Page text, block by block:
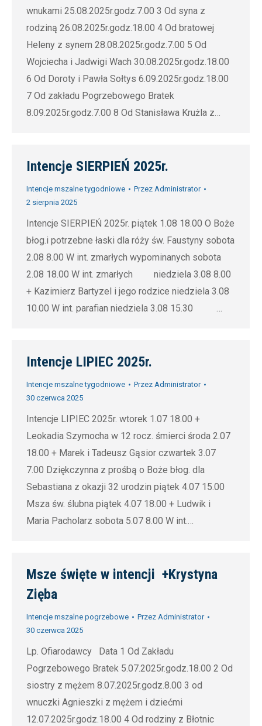
wnukami 25.08.2025r.godz.7.00 3 Od syna z
rodziną 26.08.2025r.godz.18.00 4 Od bratowej
Heleny z synem 28.08.2025r.godz.7.00 5 Od
Wojciecha i Jadwigi Wach 30.08.2025r.godz.18.00
6 Od Doroty i Pawła Sołtys 6.09.2025r.godz.18.00
7 Od zakładu Pogrzebowego Bratek
8.09.2025r.godz.7.00 8 Od Stanisława Krużla z…
Intencje SIERPIEŃ 2025r.
Intencje mszalne tygodniowe Przez Administrator
2 sierpnia 2025
Intencje SIERPIEŃ 2025r. piątek 1.08 18.00 O Boże
błog.i potrzebne łaski dla róży św. Faustyny sobota
2.08 8.00 W int. zmarłych wypominanych sobota
2.08 18.00 W int. zmarłych niedziela 3.08 8.00
+ Kazimierz Bartyzel i jego rodzice niedziela 3.08
10.00 W int. parafian niedziela 3.08 15.30 …
Intencje LIPIEC 2025r.
Intencje mszalne tygodniowe Przez Administrator
30 czerwca 2025
Intencje LIPIEC 2025r. wtorek 1.07 18.00 +
Leokadia Szymocha w 12 rocz. śmierci środa 2.07
18.00 + Marek i Tadeusz Gąsior czwartek 3.07
7.00 Dziękczynna z prośbą o Boże błog. dla
Sebastiana z okazji 32 urodzin piątek 4.07 15.00
Msza św. ślubna piątek 4.07 18.00 + Ludwik i
Maria Pacholarz sobota 5.07 8.00 W int.…
Msze święte w intencji +Krystyna
Zięba
Intencje mszalne pogrzebowe Przez Administrator
30 czerwca 2025
Lp. Ofiarodawcy Data 1 Od Zakładu
Pogrzebowego Bratek 5.07.2025r.godz.18.00 2 Od
siostry z mężem 8.07.2025r.godz.8.00 3 od
wnuczki Agnieszki z mężem i dziećmi
12.07.2025r.godz.18.00 4 Od rodziny z Błotnic